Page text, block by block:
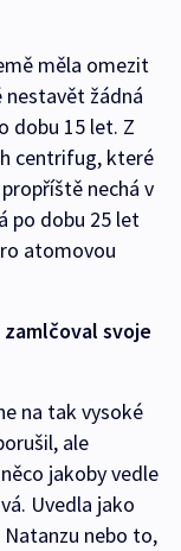
měla omezit
žádná
dobu 15 let. Z
centrifug, které
nechá v
po dobu 25 let
atomovou
svoje
na tak vysoké
ale
jakoby vedle
Uvedla jako
nebo to,